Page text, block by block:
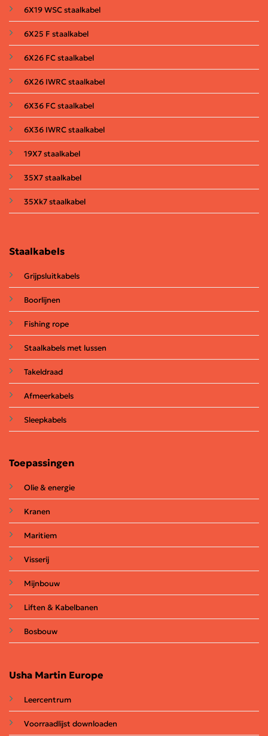
Staalkabels
Grijpsluitkabels
Boorlijnen
Fishing rope
Staalkabels met lussen
Takeldraad
Afmeerkabels
Sleepkabels
Toepassingen
Olie & energie
Kranen
Maritiem
Visserij
Mijnbouw
Liften & Kabelbanen
Bosbouw
Usha Martin Europe
Leercentrum
Voorraadlijst downloaden
6X19 WSC staalkabel
6X25 F staalkabel
6X26 FC staalkabel
6X26 IWRC staalkabel
6X36 FC staalkabel
6X36 IWRC staalkabel
19X7 staalkabel
35X7 staalkabel
35Xk7 staalkabel